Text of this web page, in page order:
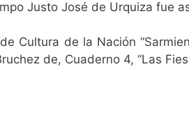
Justo José de Urquiza fue
Cultura de la Nación
de, Cuaderno 4, “Las